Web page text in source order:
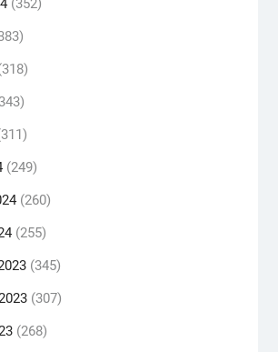
(249)
(260)
(255)
(345)
(307)
(268)